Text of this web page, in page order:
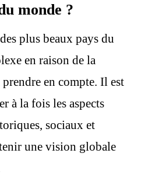
monde ?
plus beaux pays du
en raison de la
en compte. Il est
à la fois les aspects
sociaux et
une vision globale